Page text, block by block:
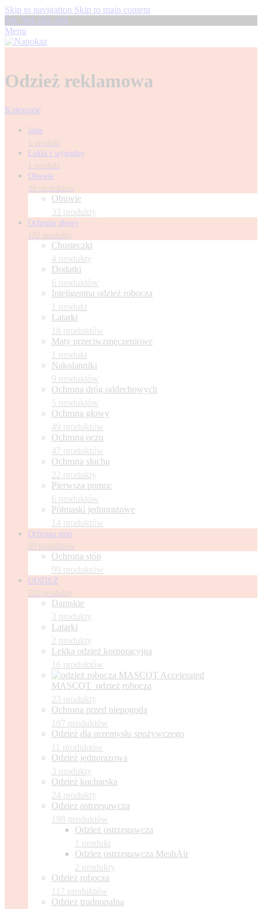
Skip to navigation Skip to main content
Tel. 501 185 204
Menu
Odzież reklamowa
Kategorie
Inne
1 produkt
Lekki i wygodny
1 produkt
Obuwie
39 produktów
Obuwie
33 produkty
Ochrona głowy
182 produkty
Chusteczki
4 produkty
Dodatki
6 produktów
Inteligentna odzież robocza
1 produkt
Latarki
18 produktów
Maty przeciwzmęczeniowe
1 produkt
Nakolanniki
9 produktów
Ochrona dróg oddechowych
5 produktów
Ochrona głowy
49 produktów
Ochrona oczu
47 produktów
Ochrona słuchu
22 produkty
Pierwsza pomoc
6 produktów
Półmaski jednorazowe
14 produktów
Ochrona stóp
99 produktów
Ochrona stóp
99 produktów
ODZIEŻ
532 produkty
Damskie
3 produkty
Latarki
2 produkty
Lekka odzież korporacyjna
16 produktów
MASCOT_odzież robocza
23 produkty
Ochrona przed niepogodą
107 produktów
Odzież dla przemysłu spożywczego
11 produktów
Odzież jednorazowa
3 produkty
Odzież kucharska
24 produkty
Odzież ostrzegawcza
198 produktów
Odzież ostrzegawcza
1 produkt
Odziez ostrzegawcza MeshAir
2 produkty
Odzież robocza
117 produktów
Odzież trudnopalna